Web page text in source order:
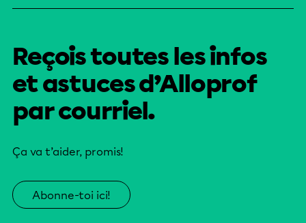
Reçois toutes les infos
et astuces d’Alloprof
par courriel.
Ça va t’aider, promis!
Abonne-toi ici!